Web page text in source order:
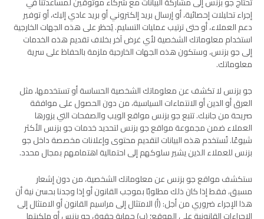
إجراء تحليلات إحصائية، أو إرسال بريد إلكتروني أو بريد عادي إليك، أو توفير
دعم العملاء، أو حتى ترتيب عمليات التسليم. يُحظر على هذه الجهات الخارجية
استخدام معلوماتك الشخصية لأي غرض آخر بخلاف تقديم هذه الخدمات
إلى جو بزنس، وستكون هذه الجهات الخارجية ملزمة بالحفاظ على سرية
معلوماتك.
جو بزنس لا تكشف عن معلوماتك الشخصية الحساسة أو تستخدمها، مثل
العرق أو الدين أو الانتماءات السياسية، من دون الحصول على موافقة
صريحة من جانبك. تتبع جو بزنس مواقع الويب والصفحات التي يزورها
العملاء ضمن مجموعة مواقع جو بزنس لتحديد خدمات جو بزنس الأكثر
شيوعًا. تُستخدم هذه البيانات لتقديم محتوى وإعلانات مخصصة داخل جو
بزنس للعملاء الذين يشير سلوكهم إلى احتمالية اهتمامهم بمجال محدد.
ستكشف مواقع جو بزنس عن معلوماتك الشخصية، من دون إشعار
مسبق، فقط إذا كان ذلك مطلوبًا بموجب القانون أو إذا وجدنا بحسن نية أن
هذا الإجراء ضروري من أجل: (أ) الامتثال إلى مراسيم القانون أو الامتثال إلى